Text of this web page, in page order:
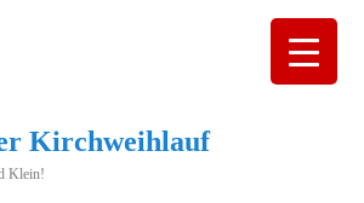
Kirchweihlauf
Klein!